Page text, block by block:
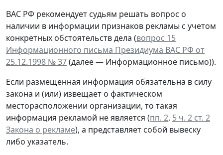
ВАС РФ рекомендует судьям решать вопрос о
наличии в информации признаков рекламы с учетом
конкретных обстоятельств дела (вопрос 15
Информационного письма Президиума ВАС РФ от
25.12.1998 № 37(далее — Информационное письмо)).
Если размещенная информация обязательна в силу
закона и (или) извещает о фактическом
месторасположении организации, то такая
информация рекламой не является (пп. 2, 5 ч. 2 ст. 2
Закона о рекламе), а представляет собой вывеску
либо указатель.